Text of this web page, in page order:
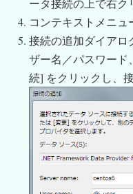
ータ接続の上で右ク
コンテキストメニ
接続の追加ダイアロ
ザー名／パスワード
続] をクリックし、